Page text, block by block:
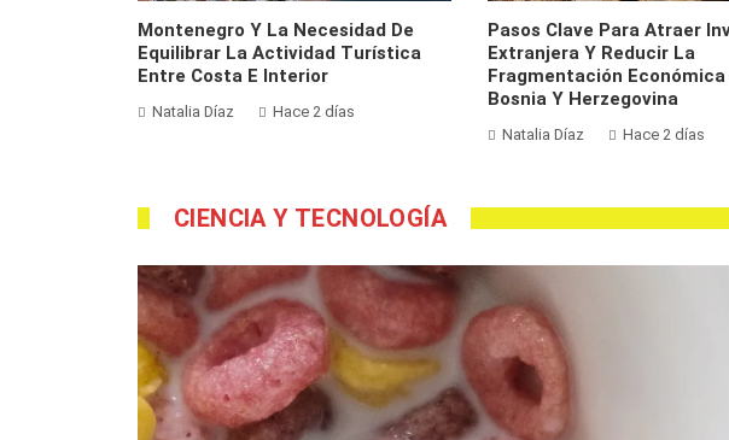
Montenegro Y La Necesidad De
Equilibrar La Actividad Turística
Entre Costa E Interior
Natalia Díaz Hace 2 días
Pasos Clave Para Atraer
Extranjera Y Reducir La
Fragmentación Económica
Bosnia Y Herzegovina
Natalia Díaz Hace 2 días
CIENCIA Y TECNOLOGÍA